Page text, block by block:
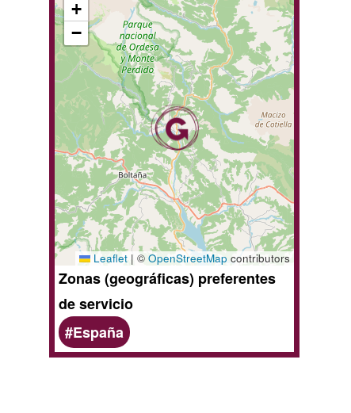
+
−
Leaflet | © OpenStreetMap contributors
Zonas (geográficas) preferentes
de servicio
España